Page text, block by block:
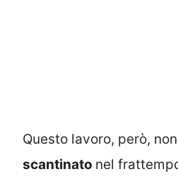
Questo lavoro, però,
scantinato nel